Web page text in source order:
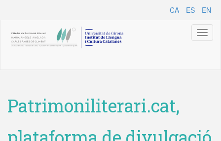
CA ES EN
Patrimoniliterari.cat,